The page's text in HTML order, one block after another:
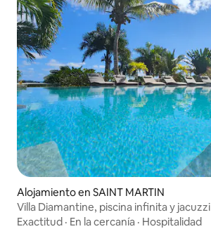
Alojamiento en SAINT MARTIN
Villa Diamantine, piscina infinita y jacuzzi
Exactitud · En la cercanía · Hospitalidad